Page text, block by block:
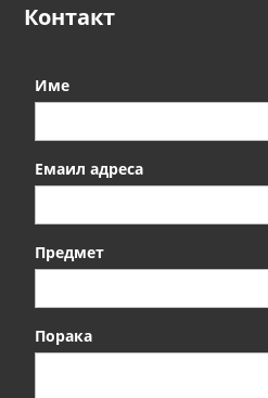
Контакт
Име
Емаил адреса
Предмет
Порака